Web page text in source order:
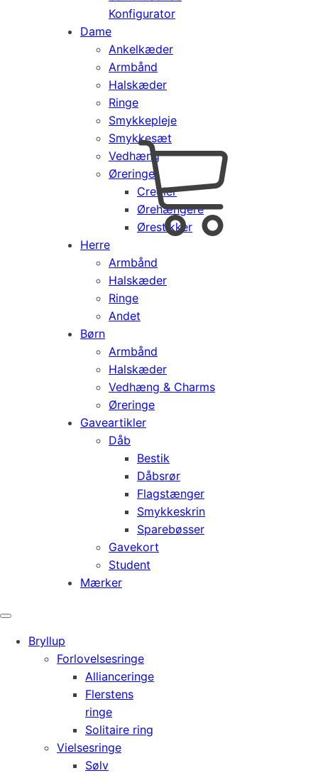
Konfigurator
Dame
Ankelkæder
Armbånd
Halskæder
Ringe
Smykkepleje
Smykkesæt
Vedhæng
Øreringe
Creoler
Ørehængere
Ørestikker
Herre
Armbånd
Halskæder
Ringe
Andet
Børn
Armbånd
Halskæder
Vedhæng & Charms
Øreringe
Gaveartikler
Dåb
Bestik
Dåbsrør
Flagstænger
Smykkeskrin
Sparebøsser
Gavekort
Student
Mærker
Products
Bryllup
Forlovelsesringe
Allianceringe
Flerstens
ringe
Solitaire ring
Vielsesringe
Sølv